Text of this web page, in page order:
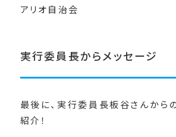
アリオ自治会
実行委員長からメッセージ
最後に、実行委員長板谷さんから
紹介！